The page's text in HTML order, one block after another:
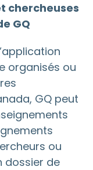
chercheuses
GQ
organisés ou
GQ peut
ou
dossier de